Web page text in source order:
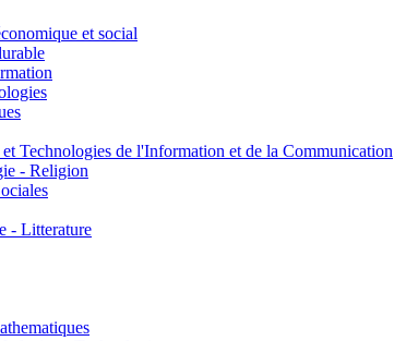
et social
Technologies de l'Information et de la Communication
- Religion
- Litterature